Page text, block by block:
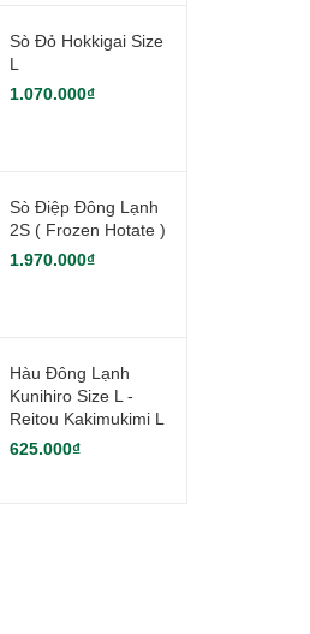
Sò Đỏ Hokkigai Size
L
1.070.000₫
Sò Điệp Đông Lạnh
2S ( Frozen Hotate )
1.970.000₫
Hàu Đông Lạnh
Kunihiro Size L -
Reitou Kakimukimi L
625.000₫